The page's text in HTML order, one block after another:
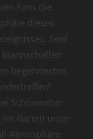
Fans die
dieses
Seid
begehrtesten
Schönwetter
Garten unter
Atmosphäre